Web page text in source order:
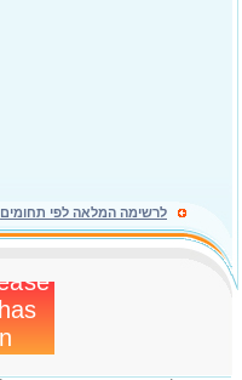
לרשימה המלאה לפי תחומים